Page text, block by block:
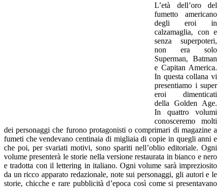
L’età dell’oro del
fumetto americano
degli eroi in
calzamaglia, con e
senza superpoteri,
non era solo
Superman, Batman
e Capitan America.
In questa collana vi
presentiamo i super
eroi dimenticati
della Golden Age.
In quattro volumi
conosceremo molti
dei personaggi che furono protagonisti o comprimari di magazine a
fumeti che vendevano centinaia di migliaia di copie in quegli anni e
che poi, per svariati motivi, sono spariti nell’oblio editoriale. Ogni
volume presenterà le storie nella versione restaurata in bianco e nero
e tradotta con il lettering in italiano. Ogni volume sarà impreziosito
da un ricco apparato redazionale, note sui personaggi, gli autori e le
storie, chicche e rare pubblicità d’epoca così come si presentavano